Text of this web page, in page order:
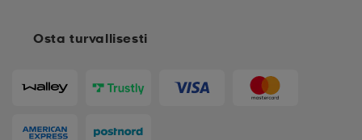
Osta turvallisesti